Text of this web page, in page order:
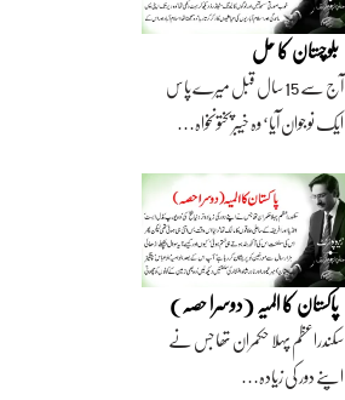
بلوچستان کا حل
آج سے 15 سال قبل میرے پاس
ایک نوجوان آیا‘ وہ خیبرپختونخواہ…
پاکستان کا المیہ (دوسرا حصہ)
سکندراعظم پہلا حکمران تھا جس نے
اپنے دور کی زیادہ…